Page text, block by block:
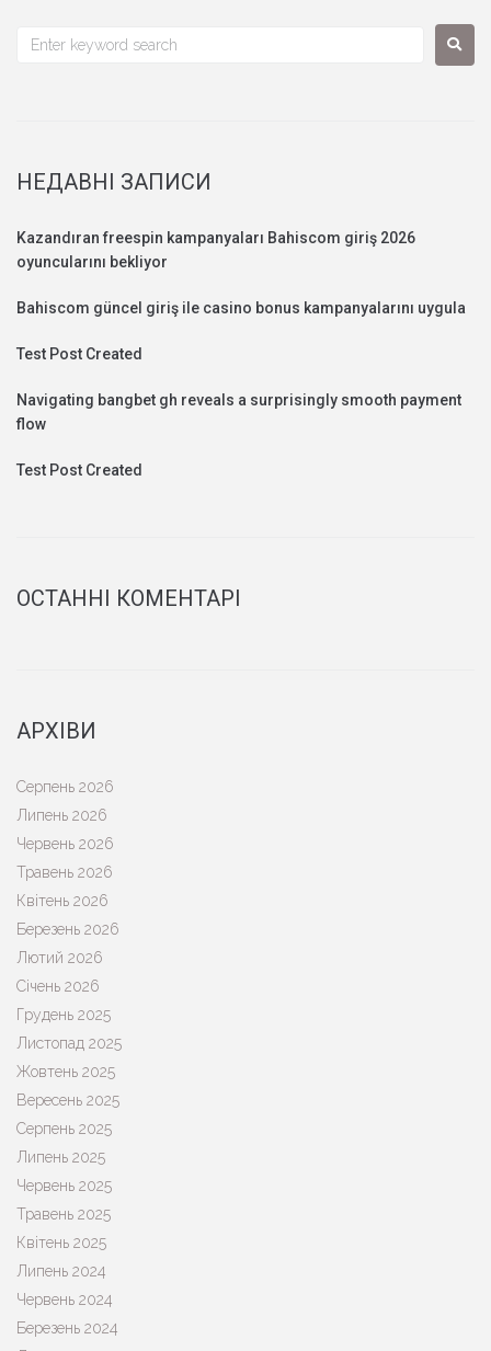
НЕДАВНІ ЗАПИСИ
Kazandıran freespin kampanyaları Bahiscom giriş 2026
oyuncularını bekliyor
Bahiscom güncel giriş ile casino bonus kampanyalarını uygula
Test Post Created
Navigating bangbet gh reveals a surprisingly smooth payment
flow
Test Post Created
ОСТАННІ КОМЕНТАРІ
АРХІВИ
Серпень 2026
Липень 2026
Червень 2026
Травень 2026
Квітень 2026
Березень 2026
Лютий 2026
Січень 2026
Грудень 2025
Листопад 2025
Жовтень 2025
Вересень 2025
Серпень 2025
Липень 2025
Червень 2025
Травень 2025
Квітень 2025
Липень 2024
Червень 2024
Березень 2024